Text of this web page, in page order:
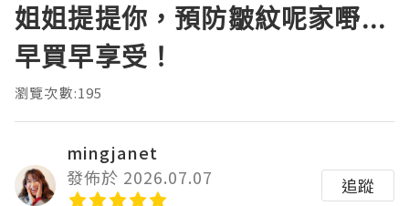
姐姐提提你，預防皺紋呢家嘢...
早買早享受！
瀏覽次數:195
mingjanet
發佈於 2026.07.07
追蹤